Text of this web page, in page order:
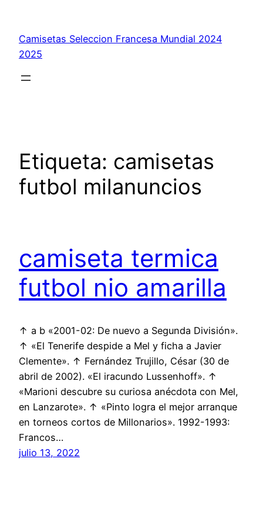
contenido
Camisetas Seleccion Francesa Mundial 2024
2025
Etiqueta: camisetas
futbol milanuncios
camiseta termica
futbol nio amarilla
↑ a b «2001-02: De nuevo a Segunda División».
↑ «El Tenerife despide a Mel y ficha a Javier
Clemente». ↑ Fernández Trujillo, César (30 de
abril de 2002). «El iracundo Lussenhoff». ↑
«Marioni descubre su curiosa anécdota con Mel,
en Lanzarote». ↑ «Pinto logra el mejor arranque
en torneos cortos de Millonarios». 1992-1993:
Francos…
julio 13, 2022